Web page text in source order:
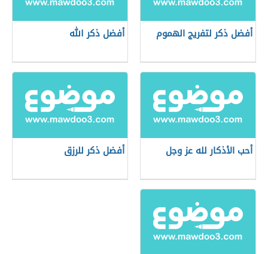
أفضل ذكر لتفريج الهموم أفضل ذكر الله
أحب الأذكار لله عز وجل أفضل ذكر للرزق